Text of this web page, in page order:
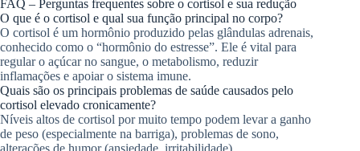
FAQ – Perguntas frequentes sobre o cortisol e sua redução
O que é o cortisol e qual sua função principal no corpo?
O cortisol é um hormônio produzido pelas glândulas adrenais,
conhecido como o “hormônio do estresse”. Ele é vital para
regular o açúcar no sangue, o metabolismo, reduzir
inflamações e apoiar o sistema imune.
Quais são os principais problemas de saúde causados pelo
cortisol elevado cronicamente?
Níveis altos de cortisol por muito tempo podem levar a ganho
de peso (especialmente na barriga), problemas de sono,
alterações de humor (ansiedade, irritabilidade),